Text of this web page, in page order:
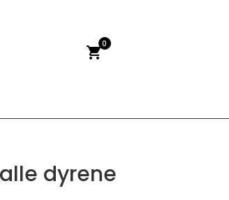
shopping_cart
0
dyrene